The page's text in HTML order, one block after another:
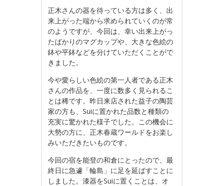
正木さんの器を待っている方は多く、出
来上がった端から求められていくのが常
のようですが、今回は、幸い出来上がっ
たばかりのマグカップや、大きな色絵の
鉢や平鉢などを分けていただくことがで
きました。
今や愛らしい色絵の第一人者である正木
さんの作品を、一度に数多く見られるこ
とは稀です。昨日来店された益子の陶芸
家の方も、Suiに置かれた品数と種類の
充実に驚かれた様子でした。この機会に
大勢の方に、正木春蔵ワールドをお楽し
みいただきたいものです。
今回の宿を能登の和倉にとったので、最
終日に急遽「輪島」に足を延ばすことに
しました。漆器をSuiに置くことは、オ